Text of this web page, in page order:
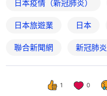
日本疫情（新冠肺炎）
日本旅遊業 日本
聯合新聞網 新冠肺炎
1 0